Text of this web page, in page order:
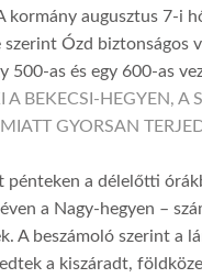
kormány augusztus 7-i
szerint Ózd biztonságos
500-as és egy 600-as
A BEKECSI-HEGYEN, A
GYORSAN
pénteken a délelőtti
a Nagy-hegyen –
A beszámoló szerint a
a kiszáradt,